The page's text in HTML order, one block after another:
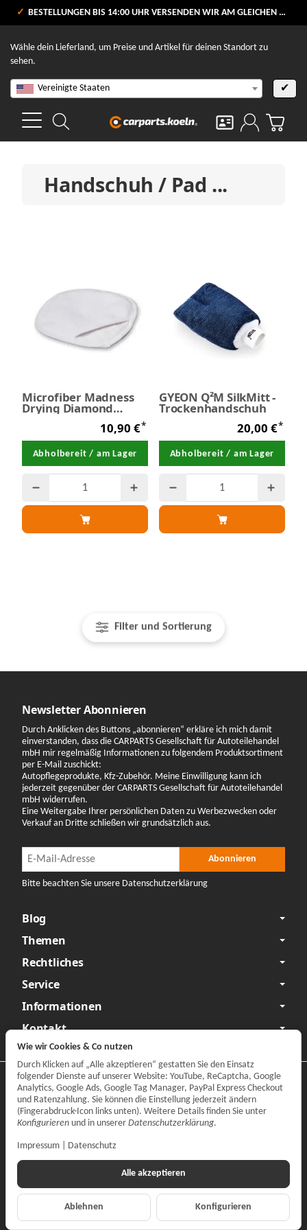
VERSANDKOSTENFREI AB 80 €
BESTELLUNGEN BIS 14:00 UHR VERSENDEN WIR AM GLEICHEN WERKTAG
Wähle dein Lieferland, um Preise und Artikel für deinen Standort zu
sehen.
Vereinigte Staaten ✔
Handschuh / Pad ...
Filter und Sortierung
Microfiber Madness
Drying Diamond
Drying Mitt
10,90 €*
Abholbereit / am Lager
GYEON Q²M SilkMitt -
Trockenhandschuh
20,00 €*
Abholbereit / am Lager
Newsletter Abonnieren
Durch Anklicken des Buttons „abonnieren“ erkläre ich mich damit
einverstanden, dass die CARPARTS Gesellschaft für Autoteilehandel
mbH mir regelmäßig Informationen zu folgendem Produktsortiment
per E-Mail zuschickt:
Autopflegeprodukte, Kfz-Zubehör. Meine Einwilligung kann ich
jederzeit gegenüber der CARPARTS Gesellschaft für Autoteilehandel
mbH widerrufen.
Eine Weitergabe Ihrer persönlichen Daten zu Werbezwecken oder
Verkauf an Dritte schließen wir grundsätzlich aus.
Newsletter Abonnieren Abonnieren
Bitte beachten Sie unsere Datenschutzerklärung
Blog
Themen
Rechtliches
Service
Informationen
Kontakt
Datenschutzerklärung•Impressum
Vertrag widerrufen
Alle Preise inkl. gesetzlicher MwSt., zzgl.Versand
© CARPARTS Gesellschaft für Autoteilehandel mbH
Alle akzeptieren
Ablehnen Konfigurieren
Wie wir Cookies & Co nutzen
Durch Klicken auf „Alle akzeptieren“ gestatten Sie den Einsatz
folgender Dienste auf unserer Website: YouTube, ReCaptcha, Google
Analytics, Google Ads, Google Tag Manager, PayPal Express Checkout
und Ratenzahlung. Sie können die Einstellung jederzeit ändern
(Fingerabdruck-Icon links unten). Weitere Details finden Sie unter
Konfigurieren und in unserer Datenschutzerklärung.
Impressum Datenschutz